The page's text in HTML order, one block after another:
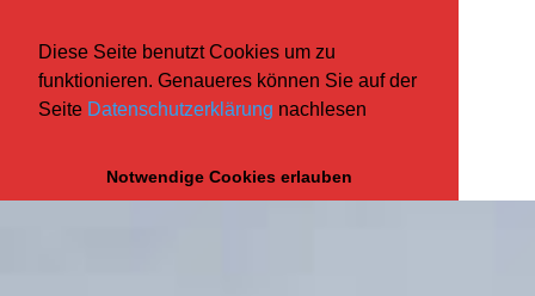
Diese Seite benutzt Cookies um zu
funktionieren. Genaueres können Sie auf der
Seite Datenschutzerklärung nachlesen
Notwendige Cookies erlauben